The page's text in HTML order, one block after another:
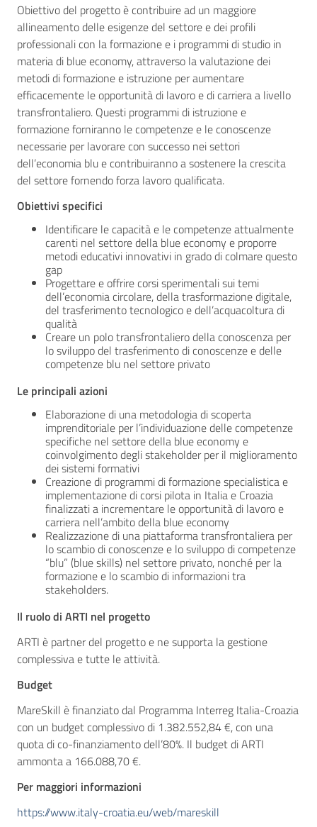
Obiettivo del progetto è contribuire ad un maggiore
allineamento delle esigenze del settore e dei profili
professionali con la formazione e i programmi di studio in
materia di blue economy, attraverso la valutazione dei
metodi di formazione e istruzione per aumentare
efficacemente le opportunità di lavoro e di carriera a livello
transfrontaliero. Questi programmi di istruzione e
formazione forniranno le competenze e le conoscenze
necessarie per lavorare con successo nei settori
dell’economia blu e contribuiranno a sostenere la crescita
del settore fornendo forza lavoro qualificata.
Obiettivi specifici
Identificare le capacità e le competenze attualmente
carenti nel settore della blue economy e proporre
metodi educativi innovativi in grado di colmare questo
gap
Progettare e offrire corsi sperimentali sui temi
dell’economia circolare, della trasformazione digitale,
del trasferimento tecnologico e dell’acquacoltura di
qualità
Creare un polo transfrontaliero della conoscenza per
lo sviluppo del trasferimento di conoscenze e delle
competenze blu nel settore privato
Le principali azioni
Elaborazione di una metodologia di scoperta
imprenditoriale per l’individuazione delle competenze
specifiche nel settore della blue economy e
coinvolgimento degli stakeholder per il miglioramento
dei sistemi formativi
Creazione di programmi di formazione specialistica e
implementazione di corsi pilota in Italia e Croazia
finalizzati a incrementare le opportunità di lavoro e
carriera nell’ambito della blue economy
Realizzazione di una piattaforma transfrontaliera per
lo scambio di conoscenze e lo sviluppo di competenze
“blu” (blue skills) nel settore privato, nonché per la
formazione e lo scambio di informazioni tra
stakeholders.
Il ruolo di ARTI nel progetto
ARTI è partner del progetto e ne supporta la gestione
complessiva e tutte le attività.
Budget
MareSkill è finanziato dal Programma Interreg Italia-Croazia
con un budget complessivo di 1.382.552,84 €, con una
quota di co-finanziamento dell’80%. Il budget di ARTI
ammonta a 166.088,70 €.
Per maggiori informazioni
https://www.italy-croatia.eu/web/mareskill